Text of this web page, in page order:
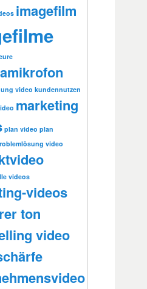
imagefilm
video kundennutzen
marketing
plan video plan
video
videos
videos
ton
video